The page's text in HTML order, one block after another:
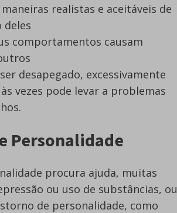
realistas e aceitáveis de
comportamentos causam
desapegado, excessivamente
vezes pode levar a problemas
Personalidade
procura ajuda, muitas
ou uso de substâncias, ou
de personalidade, como